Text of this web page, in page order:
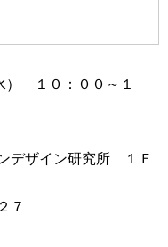
） １０：００～１
デザイン研究所 １Ｆ